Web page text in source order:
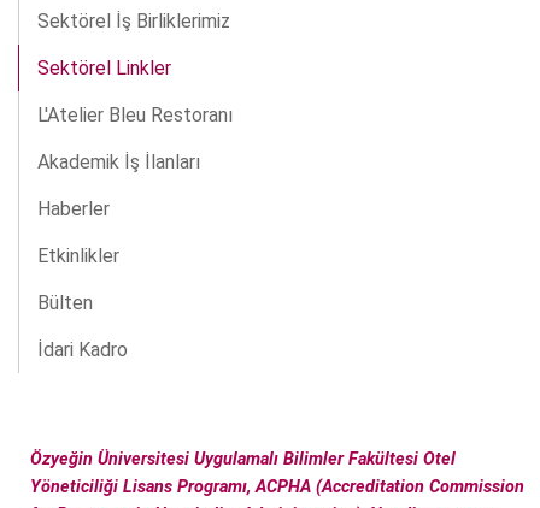
Sektörel İş Birliklerimiz
Sektörel Linkler
L'Atelier Bleu Restoranı
Akademik İş İlanları
Haberler
Etkinlikler
Bülten
İdari Kadro
Özyeğin Üniversitesi Uygulamalı Bilimler Fakültesi Otel
Yöneticiliği Lisans Programı, ACPHA (Accreditation Commission